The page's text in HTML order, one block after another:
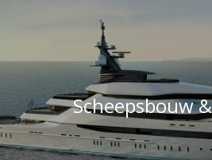
Scheepsbouw